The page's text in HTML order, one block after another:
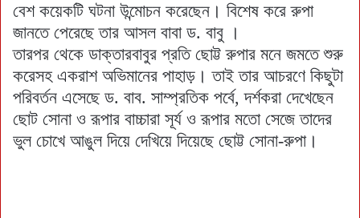
বেশ কয়েকটি ঘটনা উন্মোচন করেছেন। বিশেষ করে রুপা
জানতে পেরেছে তার আসল বাবা ড. বাবু ।
তারপর থেকে ডাক্তারবাবুর প্রতি ছোট্ট রুপার মনে জমতে শুরু
করেসহ একরাশ অভিমানের পাহাড়। তাই তার আচরণে কিছুটা
পরিবর্তন এসেছে ড. বাব. সাম্প্রতিক পর্বে, দর্শকরা দেখেছেন
ছোট সোনা ও রূপার বাচ্চারা সূর্য ও রূপার মতো সেজে তাদের
ভুল চোখে আঙুল দিয়ে দেখিয়ে দিয়েছে ছোট্ট সোনা-রুপা।